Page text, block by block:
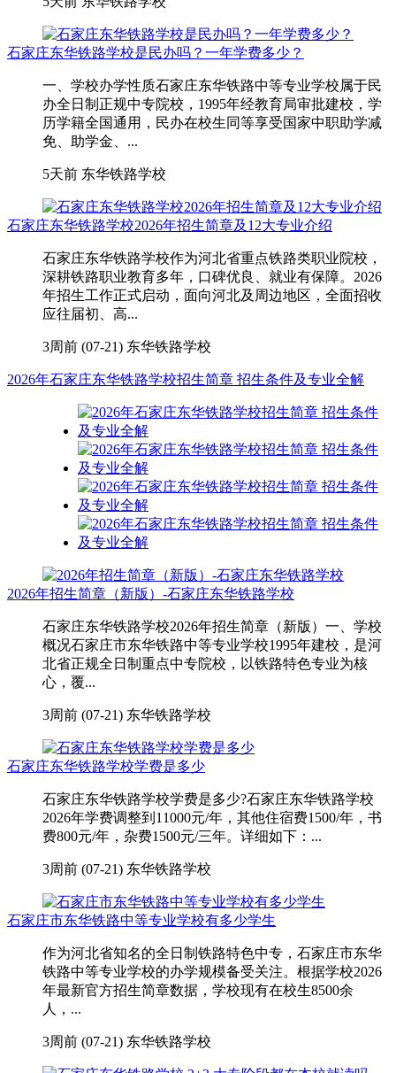
石家庄东华铁路学校是民办吗？一年学费多少？
一、学校办学性质石家庄东华铁路中等专业学校属于民
办全日制正规中专院校，1995年经教育局审批建校，学
历学籍全国通用，民办在校生同等享受国家中职助学减
免、助学金、...
5天前 东华铁路学校
石家庄东华铁路学校2026年招生简章及12大专业介绍
石家庄东华铁路学校作为河北省重点铁路类职业院校，
深耕铁路职业教育多年，口碑优良、就业有保障。2026
年招生工作正式启动，面向河北及周边地区，全面招收
应往届初、高...
3周前 (07-21) 东华铁路学校
2026年石家庄东华铁路学校招生简章 招生条件及专业全解
2026年招生简章（新版）-石家庄东华铁路学校
石家庄东华铁路学校2026年招生简章（新版）一、学校
概况石家庄市东华铁路中等专业学校1995年建校，是河
北省正规全日制重点中专院校，以铁路特色专业为核
心，覆...
3周前 (07-21) 东华铁路学校
石家庄东华铁路学校学费是多少
石家庄东华铁路学校学费是多少?石家庄东华铁路学校
2026年学费调整到11000元/年，其他住宿费1500/年，书
费800元/年，杂费1500元/三年。详细如下：...
3周前 (07-21) 东华铁路学校
石家庄市东华铁路中等专业学校有多少学生
作为河北省知名的全日制铁路特色中专，石家庄市东华
铁路中等专业学校的办学规模备受关注。根据学校2026
年最新官方招生简章数据，学校现有在校生8500余
人，...
3周前 (07-21) 东华铁路学校